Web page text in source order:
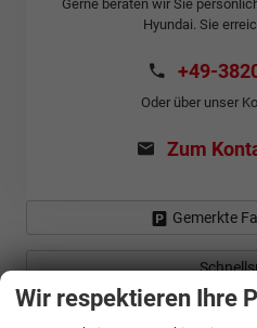
Gerne beraten wir Sie
Hyundai. Sie
+49-
Oder über unser
Zum
Gemerkte
Fahrzeugnr.
Wir respektieren Ihre